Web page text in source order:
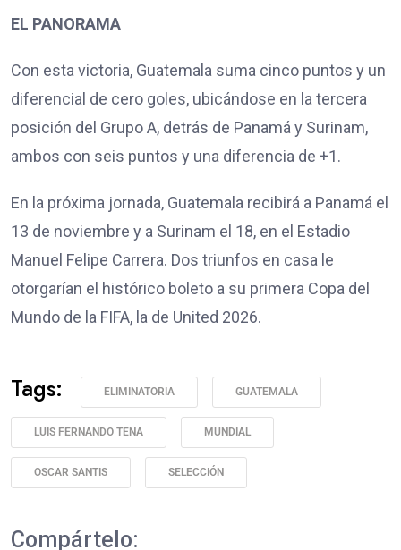
EL PANORAMA
Con esta victoria, Guatemala suma cinco puntos y un
diferencial de cero goles, ubicándose en la tercera
posición del Grupo A, detrás de Panamá y Surinam,
ambos con seis puntos y una diferencia de +1.
En la próxima jornada, Guatemala recibirá a Panamá el
13 de noviembre y a Surinam el 18, en el Estadio
Manuel Felipe Carrera. Dos triunfos en casa le
otorgarían el histórico boleto a su primera Copa del
Mundo de la FIFA, la de United 2026.
Tags: ELIMINATORIA GUATEMALA
LUIS FERNANDO TENA MUNDIAL
OSCAR SANTIS SELECCIÓN
Compártelo: